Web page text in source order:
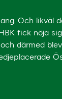
Och likväl
fick nöja
därmed